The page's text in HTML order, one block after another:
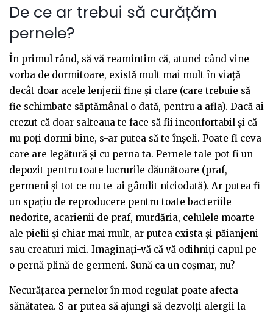
De ce ar trebui să curățăm
pernele?
În primul rând, să vă reamintim că, atunci când vine
vorba de dormitoare, există mult mai mult în viață
decât doar acele lenjerii fine și clare (care trebuie să
fie schimbate săptămânal o dată, pentru a afla). Dacă ai
crezut că doar salteaua te face să fii inconfortabil și că
nu poți dormi bine, s-ar putea să te înșeli. Poate fi ceva
care are legătură și cu perna ta. Pernele tale pot fi un
depozit pentru toate lucrurile dăunătoare (praf,
germeni și tot ce nu te-ai gândit niciodată). Ar putea fi
un spațiu de reproducere pentru toate bacteriile
nedorite, acarienii de praf, murdăria, celulele moarte
ale pielii și chiar mai mult, ar putea exista și păianjeni
sau creaturi mici. Imaginați-vă că vă odihniți capul pe
o pernă plină de germeni. Sună ca un coșmar, nu?
Necurățarea pernelor în mod regulat poate afecta
sănătatea. S-ar putea să ajungi să dezvolți alergii la